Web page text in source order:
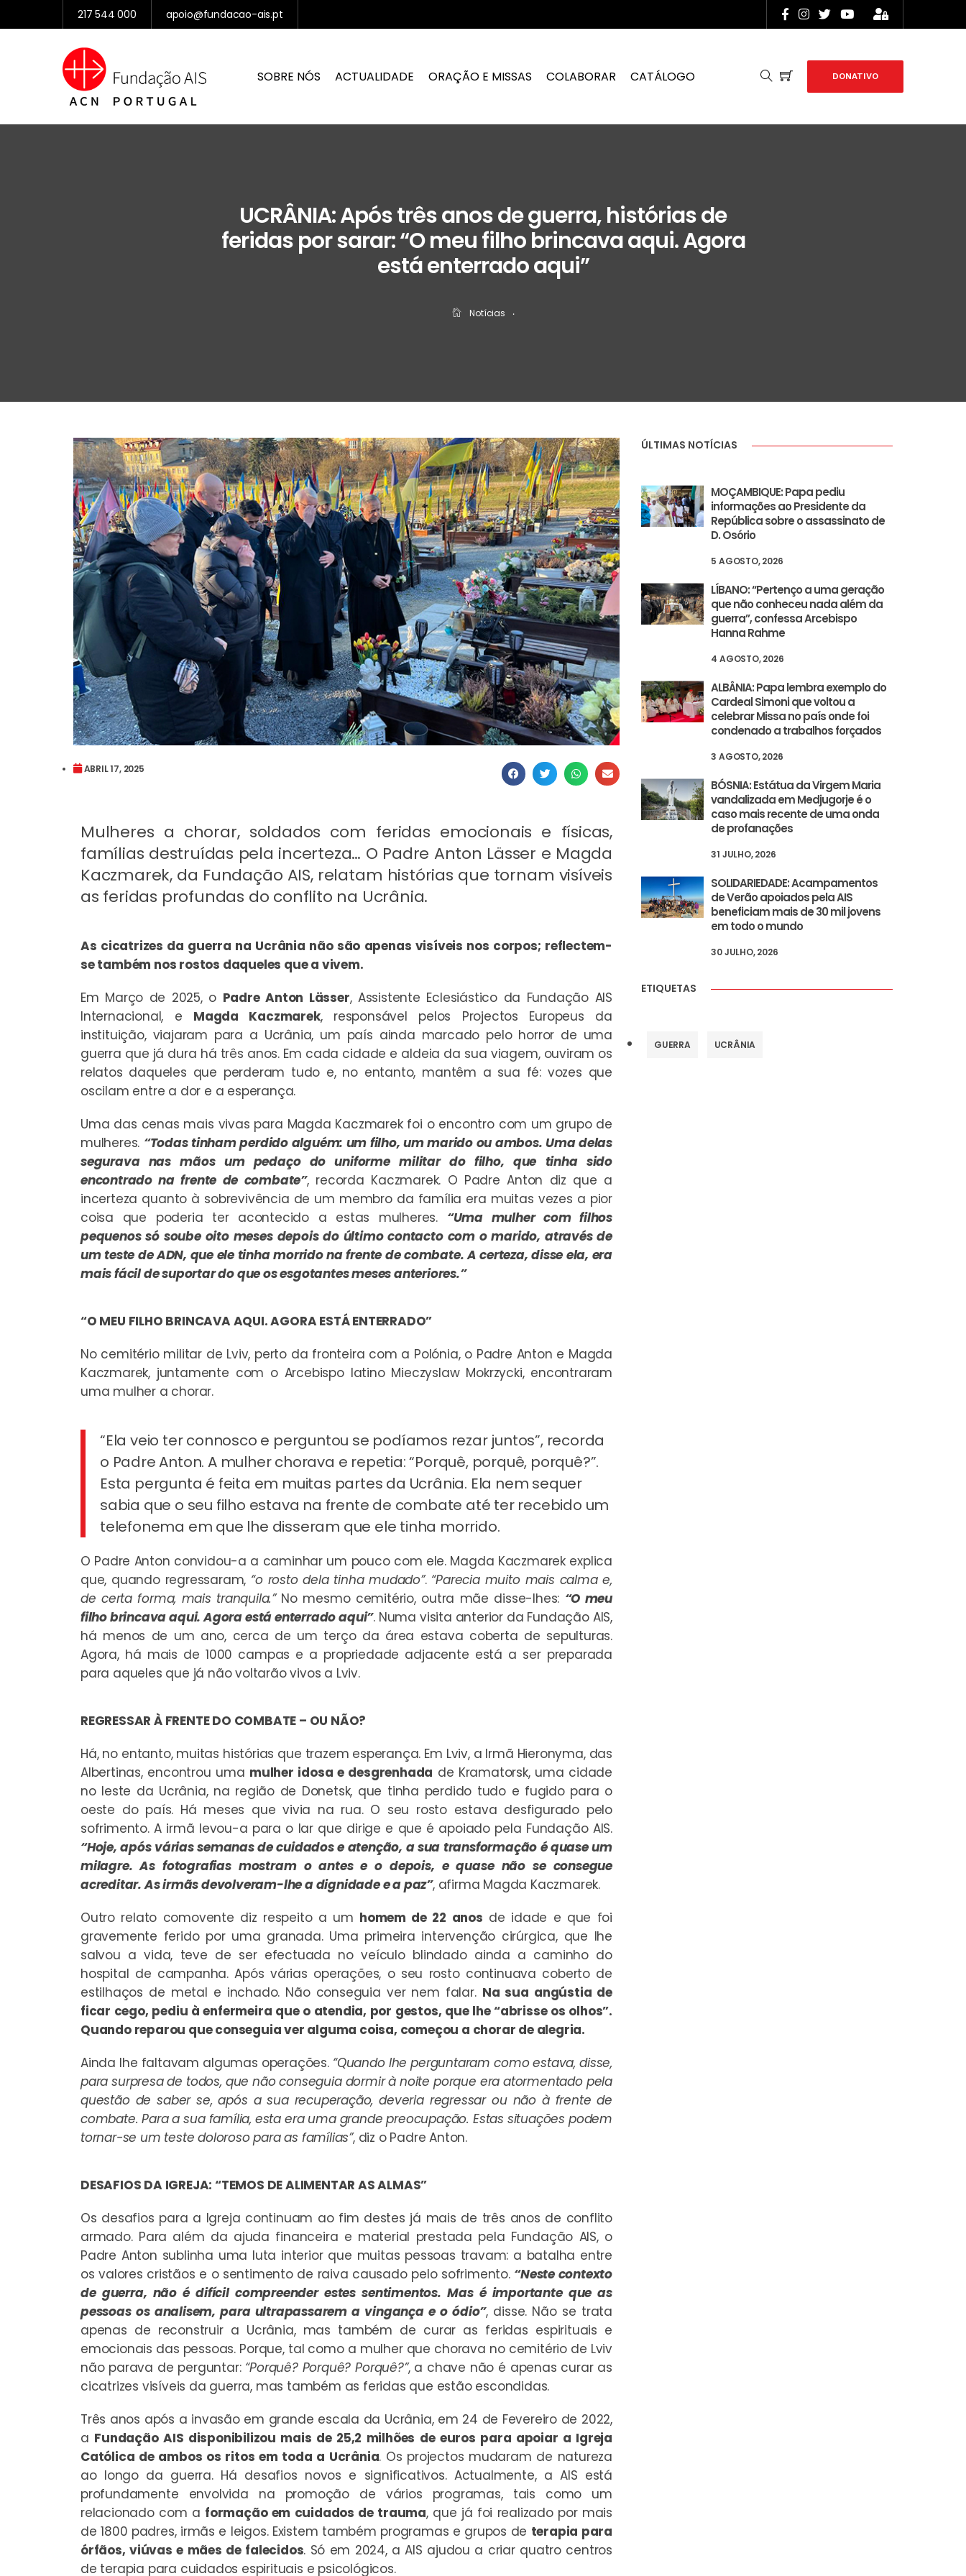
217 544 000 apoio@fundacao-ais.pt
SOBRE NÓS ACTUALIDADE ORAÇÃO E MISSAS COLABORAR CATÁLOGO DONATIVO
UCRÂNIA: Após três anos de guerra, histórias de
feridas por sarar: “O meu filho brincava aqui. Agora
está enterrado aqui”
Notícias ‧
ABRIL 17, 2025
Mulheres a chorar, soldados com feridas emocionais e físicas,
famílias destruídas pela incerteza… O Padre Anton Lässer e Magda
Kaczmarek, da Fundação AIS, relatam histórias que tornam visíveis
as feridas profundas do conflito na Ucrânia.
As cicatrizes da guerra na Ucrânia não são apenas visíveis nos corpos; reflectem-
se também nos rostos daqueles que a vivem.
Em Março de 2025, o Padre Anton Lässer, Assistente Eclesiástico da Fundação AIS
Internacional, e Magda Kaczmarek, responsável pelos Projectos Europeus da
instituição, viajaram para a Ucrânia, um país ainda marcado pelo horror de uma
guerra que já dura há três anos. Em cada cidade e aldeia da sua viagem, ouviram os
relatos daqueles que perderam tudo e, no entanto, mantêm a sua fé: vozes que
oscilam entre a dor e a esperança.
Uma das cenas mais vivas para Magda Kaczmarek foi o encontro com um grupo de
mulheres. “Todas tinham perdido alguém: um filho, um marido ou ambos. Uma delas
segurava nas mãos um pedaço do uniforme militar do filho, que tinha sido
encontrado na frente de combate”, recorda Kaczmarek. O Padre Anton diz que a
incerteza quanto à sobrevivência de um membro da família era muitas vezes a pior
coisa que poderia ter acontecido a estas mulheres. “Uma mulher com filhos
pequenos só soube oito meses depois do último contacto com o marido, através de
um teste de ADN, que ele tinha morrido na frente de combate. A certeza, disse ela, era
mais fácil de suportar do que os esgotantes meses anteriores.”
“O MEU FILHO BRINCAVA AQUI. AGORA ESTÁ ENTERRADO”
No cemitério militar de Lviv, perto da fronteira com a Polónia, o Padre Anton e Magda
Kaczmarek, juntamente com o Arcebispo latino Mieczyslaw Mokrzycki, encontraram
uma mulher a chorar.
“Ela veio ter connosco e perguntou se podíamos rezar juntos”, recorda
o Padre Anton. A mulher chorava e repetia: “Porquê, porquê, porquê?”.
Esta pergunta é feita em muitas partes da Ucrânia. Ela nem sequer
sabia que o seu filho estava na frente de combate até ter recebido um
telefonema em que lhe disseram que ele tinha morrido.
O Padre Anton convidou-a a caminhar um pouco com ele. Magda Kaczmarek explica
que, quando regressaram, “o rosto dela tinha mudado”. “Parecia muito mais calma e,
de certa forma, mais tranquila.”No mesmo cemitério, outra mãe disse-lhes: “O meu
filho brincava aqui. Agora está enterrado aqui”. Numa visita anterior da Fundação AIS,
há menos de um ano, cerca de um terço da área estava coberta de sepulturas.
Agora, há mais de 1000 campas e a propriedade adjacente está a ser preparada
para aqueles que já não voltarão vivos a Lviv.
REGRESSAR À FRENTE DO COMBATE – OU NÃO?
Há, no entanto, muitas histórias que trazem esperança. Em Lviv, a Irmã Hieronyma, das
Albertinas, encontrou uma mulher idosa e desgrenhada de Kramatorsk, uma cidade
no leste da Ucrânia, na região de Donetsk, que tinha perdido tudo e fugido para o
oeste do país. Há meses que vivia na rua. O seu rosto estava desfigurado pelo
sofrimento. A irmã levou-a para o lar que dirige e que é apoiado pela Fundação AIS.
“Hoje, após várias semanas de cuidados e atenção, a sua transformação é quase um
milagre. As fotografias mostram o antes e o depois, e quase não se consegue
acreditar. As irmãs devolveram-lhe a dignidade e a paz”, afirma Magda Kaczmarek.
Outro relato comovente diz respeito a um homem de 22 anos de idade e que foi
gravemente ferido por uma granada. Uma primeira intervenção cirúrgica, que lhe
salvou a vida, teve de ser efectuada no veículo blindado ainda a caminho do
hospital de campanha. Após várias operações, o seu rosto continuava coberto de
estilhaços de metal e inchado. Não conseguia ver nem falar. Na sua angústia de
ficar cego, pediu à enfermeira que o atendia, por gestos, que lhe “abrisse os olhos”.
Quando reparou que conseguia ver alguma coisa, começou a chorar de alegria.
Ainda lhe faltavam algumas operações. “Quando lhe perguntaram como estava, disse,
para surpresa de todos, que não conseguia dormir à noite porque era atormentado pela
questão de saber se, após a sua recuperação, deveria regressar ou não à frente de
combate. Para a sua família, esta era uma grande preocupação. Estas situações podem
tornar-se um teste doloroso para as famílias”, diz o Padre Anton.
DESAFIOS DA IGREJA: “TEMOS DE ALIMENTAR AS ALMAS”
Os desafios para a Igreja continuam ao fim destes já mais de três anos de conflito
armado. Para além da ajuda financeira e material prestada pela Fundação AIS, o
Padre Anton sublinha uma luta interior que muitas pessoas travam: a batalha entre
os valores cristãos e o sentimento de raiva causado pelo sofrimento. “Neste contexto
de guerra, não é difícil compreender estes sentimentos. Mas é importante que as
pessoas os analisem, para ultrapassarem a vingança e o ódio”, disse. Não se trata
apenas de reconstruir a Ucrânia, mas também de curar as feridas espirituais e
emocionais das pessoas. Porque, tal como a mulher que chorava no cemitério de Lviv
não parava de perguntar: “Porquê? Porquê? Porquê?”, a chave não é apenas curar as
cicatrizes visíveis da guerra, mas também as feridas que estão escondidas.
Três anos após a invasão em grande escala da Ucrânia, em 24 de Fevereiro de 2022,
a Fundação AIS disponibilizou mais de 25,2 milhões de euros para apoiar a Igreja
Católica de ambos os ritos em toda a Ucrânia. Os projectos mudaram de natureza
ao longo da guerra. Há desafios novos e significativos. Actualmente, a AIS está
profundamente envolvida na promoção de vários programas, tais como um
relacionado com a formação em cuidados de trauma, que já foi realizado por mais
de 1800 padres, irmãs e leigos. Existem também programas e grupos de terapia para
órfãos, viúvas e mães de falecidos. Só em 2024, a AIS ajudou a criar quatro centros
de terapia para cuidados espirituais e psicológicos.
ÚLTIMAS NOTÍCIAS
MOÇAMBIQUE: Papa pediu
informações ao Presidente da
República sobre o assassinato de
D. Osório
5 AGOSTO, 2026
LÍBANO: “Pertenço a uma geração
que não conheceu nada além da
guerra”, confessa Arcebispo
Hanna Rahme
4 AGOSTO, 2026
ALBÂNIA: Papa lembra exemplo do
Cardeal Simoni que voltou a
celebrar Missa no país onde foi
condenado a trabalhos forçados
3 AGOSTO, 2026
BÓSNIA: Estátua da Virgem Maria
vandalizada em Medjugorje é o
caso mais recente de uma onda
de profanações
31 JULHO, 2026
SOLIDARIEDADE: Acampamentos
de Verão apoiados pela AIS
beneficiam mais de 30 mil jovens
em todo o mundo
30 JULHO, 2026
ETIQUETAS
GUERRA UCRÂNIA